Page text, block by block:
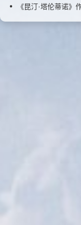
《昆汀·塔伦蒂诺》